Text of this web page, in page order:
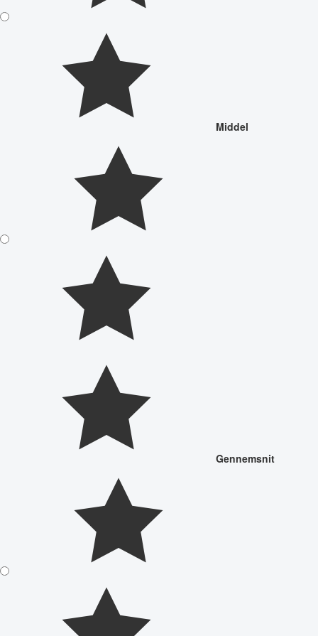
Middel
Gennemsnit